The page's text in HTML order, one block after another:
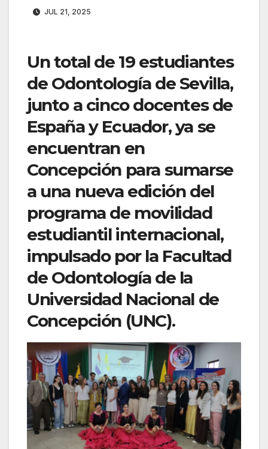
JUL 21, 2025
Un total de 19 estudiantes
de Odontología de Sevilla,
junto a cinco docentes de
España y Ecuador, ya se
encuentran en
Concepción para sumarse
a una nueva edición del
programa de movilidad
estudiantil internacional,
impulsado por la Facultad
de Odontología de la
Universidad Nacional de
Concepción (UNC).